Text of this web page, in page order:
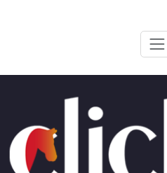
ClickerAcademie